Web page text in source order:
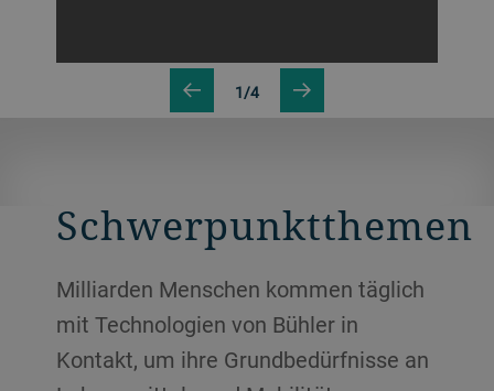
1/4
Schwerpunktthemen
Milliarden Menschen kommen täglich
mit Technologien von Bühler in
Kontakt, um ihre Grundbedürfnisse an